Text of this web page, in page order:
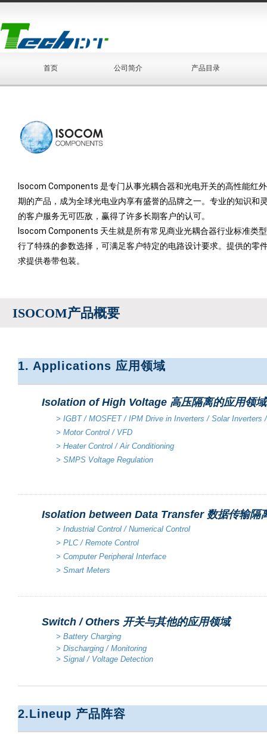
Isocom Components 是专门从事光耦合器和光电开关的高性能红
期的产品，成为全球光电业内享有盛誉的品牌之一。专业的知识
的客户服务无可匹敌，赢得了许多长期客户的认可。
Isocom Components 天生就是所有常见商业光耦合器行业标准类
行了特殊的参数选择，可满足客户特定的电路设计要求。提供的
求提供卷带包装。
ISOCOM产品概要
1. Applications 应用领域
Isolation of High Voltage 高压隔离的应用领域
> IGBT / MOSFET / IPM Drive in Inverters / Solar Inverters
> Motor Control / VFD
> Heater Control / Air Conditioning
> SMPS Voltage Regulation
Isolation between Data Transfer 数据传输隔
> Industrial Control / Numerical Control
> PLC / Remote Control
> Computer Peripheral Interface
> Smart Meters
Switch / Others 开关与其他的应用领域
> Battery Charging
> Discharging / Monitoring
> Signal / Voltage Detection
2.Lineup 产品阵容
首页 公司简介 产品目录